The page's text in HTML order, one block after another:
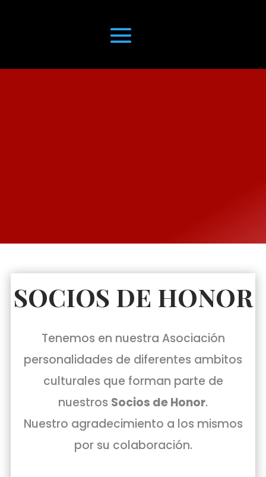
SOCIOS DE HONOR
Tenemos en nuestra Asociación
personalidades de diferentes ambitos
culturales que forman parte de
nuestros Socios de Honor.
Nuestro agradecimiento a los mismos
por su colaboración.